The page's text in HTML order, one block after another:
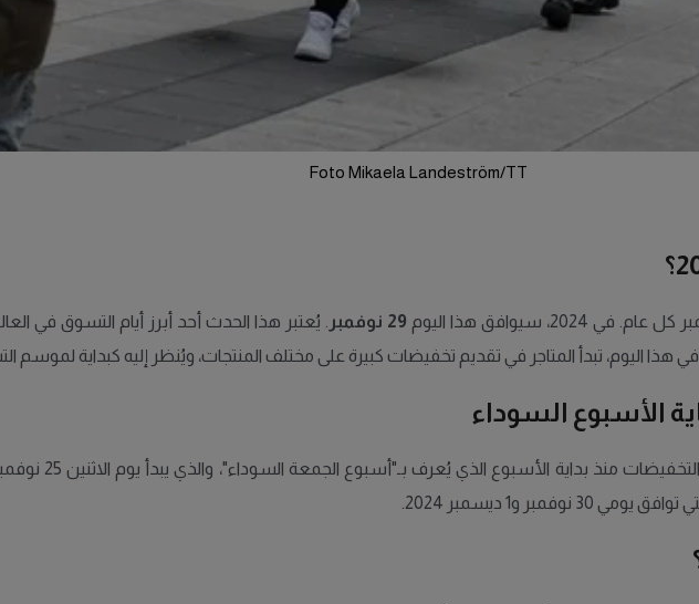
Foto Mikaela Landeström/TT
سيوافق هذا اليوم 29 نوفمبر
. يُعتبر هذا الحدث أحد أبرز أيام التسوق في
هذا اليوم، تبدأ المتاجر في تقديم تخفيضات كبيرة على مختلف المنتجات، ويُنظر إليه كبداية لموسم
الأسبوع السوداء
و1 ديسمبر 2024.